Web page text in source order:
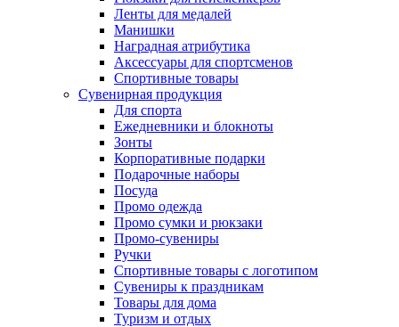
Ленты для медалей
Манишки
Наградная атрибутика
Аксессуары для спортсменов
Спортивные товары
Сувенирная продукция
Для спорта
Ежедневники и блокноты
Зонты
Корпоративные подарки
Подарочные наборы
Посуда
Промо одежда
Промо сумки и рюкзаки
Промо-сувениры
Ручки
Спортивные товары с логотипом
Сувениры к праздникам
Товары для дома
Туризм и отдых